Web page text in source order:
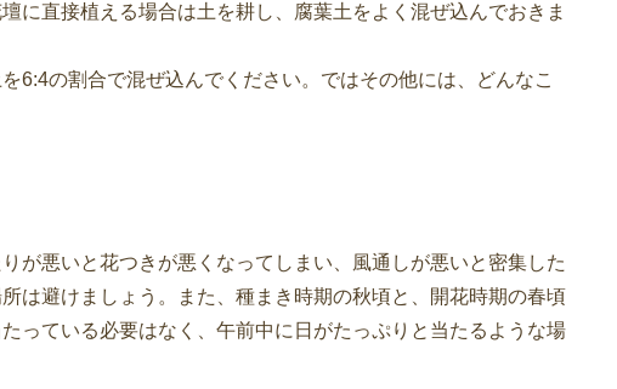
に直接植える場合は土を耕し、腐葉土をよく混ぜ込んでおきま
6:4の割合で混ぜ込んでください。ではその他には、どんなこ
が悪いと花つきが悪くなってしまい、風通しが悪いと密集した
は避けましょう。また、種まき時期の秋頃と、開花時期の春頃
っている必要はなく、午前中に日がたっぷりと当たるような場